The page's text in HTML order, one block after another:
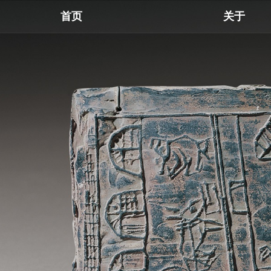
首页 关于